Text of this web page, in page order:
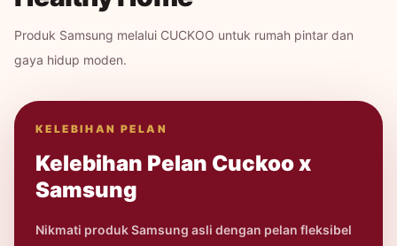
Produk Samsung melalui CUCKOO untuk rumah pintar dan
gaya hidup moden.
KELEBIHAN PELAN
Kelebihan Pelan Cuckoo x
Samsung
Nikmati produk Samsung asli dengan pelan fleksibel